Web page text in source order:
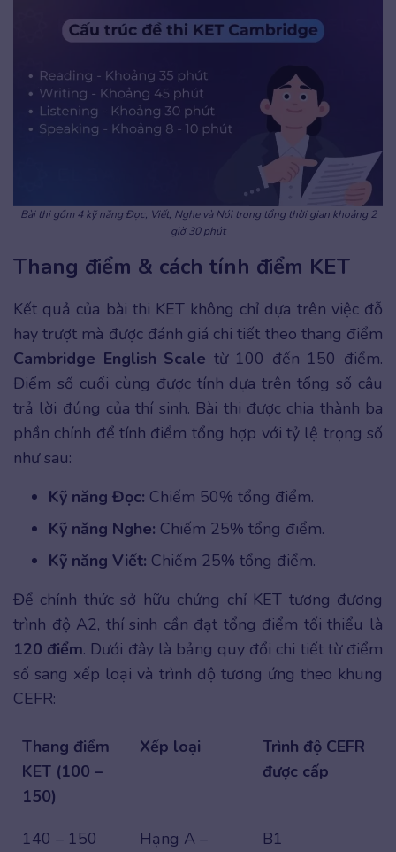
Bài thi gồm 4 kỹ năng Đọc, Viết, Nghe và Nói trong tổng thời gian khoảng 2
giờ 30 phút
Thang điểm & cách tính điểm KET
Kết quả của bài thi KET không chỉ dựa trên việc đỗ
hay trượt mà được đánh giá chi tiết theo thang điểm
Cambridge English Scale từ 100 đến 150 điểm.
Điểm số cuối cùng được tính dựa trên tổng số câu
trả lời đúng của thí sinh. Bài thi được chia thành ba
phần chính để tính điểm tổng hợp với tỷ lệ trọng số
như sau:
Kỹ năng Đọc: Chiếm 50% tổng điểm.
Kỹ năng Nghe: Chiếm 25% tổng điểm.
Kỹ năng Viết: Chiếm 25% tổng điểm.
Để chính thức sở hữu chứng chỉ KET tương đương
trình độ A2, thí sinh cần đạt tổng điểm tối thiểu là
120 điểm. Dưới đây là bảng quy đổi chi tiết từ điểm
số sang xếp loại và trình độ tương ứng theo khung
CEFR:
Thang điểm
KET (100 –
150)
Xếp loại
Trình độ CEFR
được cấp
140 – 150
Hạng A –
B1